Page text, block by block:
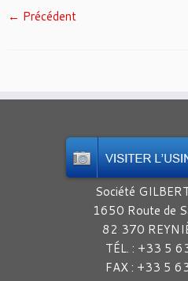
← Précédent
Société
1650 Route de
82 370
TÉL. : +33 5
FAX : +33 5